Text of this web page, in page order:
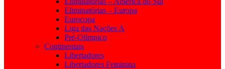
Eliminatórias – Europa
Eurocopa
Liga das Nações A
Pré-Olímpico
Continentais
Libertadores
Libertadores Feminina